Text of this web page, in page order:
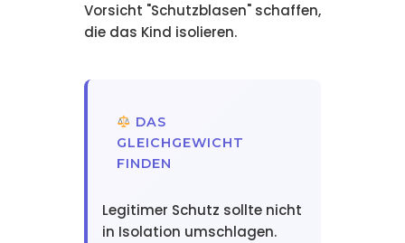
Vorsicht "Schutzblasen" schaffen,
die das Kind isolieren.
DAS
GLEICHGEWICHT
FINDEN
Legitimer Schutz sollte nicht
in Isolation umschlagen.